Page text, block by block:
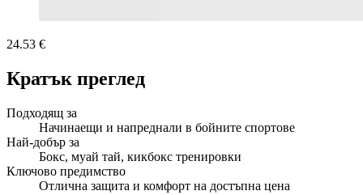
24.53 €
Кратък преглед
Подходящ за
Начинаещи и напреднали в бойните спортове
Най-добър за
Бокс, муай тай, кикбокс тренировки
Ключово предимство
Отлична защита и комфорт на достъпна цена